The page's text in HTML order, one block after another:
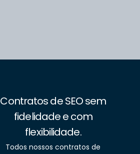
Contratos de SEO sem
fidelidade e com
flexibilidade.
Todos nossos contratos de